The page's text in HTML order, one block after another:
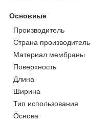
Основные
Производитель
Страна производитель
Материал мембраны
Поверхность
Длина
Ширина
Тип использования
Основа